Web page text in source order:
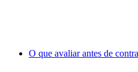
O que avaliar antes de